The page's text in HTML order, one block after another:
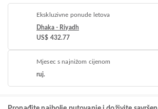
Ekskluzivne ponude letova
Dhaka - Riyadh
US$ 432.77
Mjesec s najnižom cijenom
ruj.